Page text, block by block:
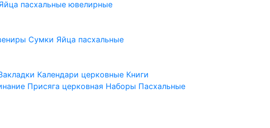
пасхальные ювелирные
Сумки Яйца пасхальные
Календари церковные Книги
Присяга церковная Наборы Пасхальные